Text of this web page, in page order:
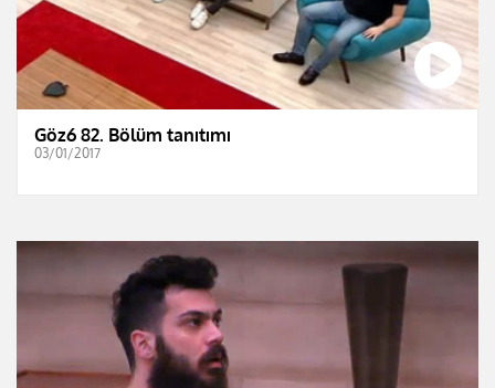
Göz6 82. Bölüm tanıtımı
03/01/2017